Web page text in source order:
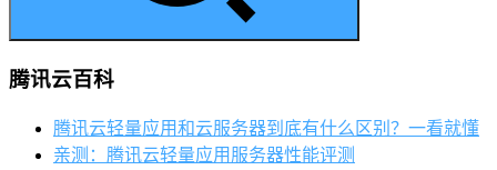
腾讯云百科
腾讯云轻量应用和云服务器到底有什么区别？一看就懂
亲测：腾讯云轻量应用服务器性能评测